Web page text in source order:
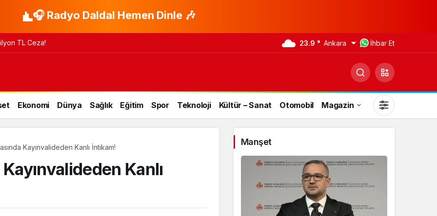
🎧 Radyo Daldal Hemen Dinle 🎶
TL Ceza! 23.9 ° Ankara İhbar Et
Ekonomi Dünya Sağlık Eğitim Spor Teknoloji Kültür – Sanat Otomobil Magazin
Gündüz Modu
Gündüz modunu seçin.
Kayınvalideden Kanlı İntikam!
Kanlı
Manşet